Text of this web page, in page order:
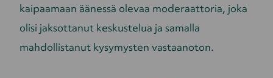
kaipaamaan äänessä olevaa moderaattoria, joka
olisi jaksottanut keskustelua ja samalla
mahdollistanut kysymysten vastaanoton.